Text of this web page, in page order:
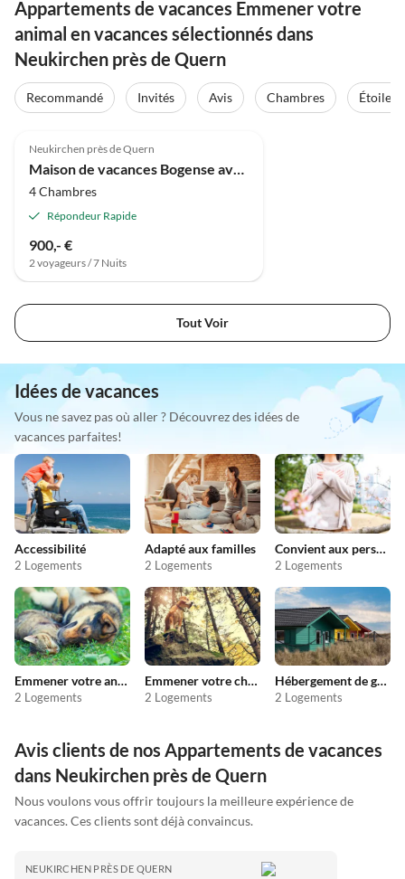
Appartements de vacances Emmener votre
animal en vacances sélectionnés dans
Neukirchen près de Quern
Recommandé Invités Avis Chambres
Étoiles
Neukirchen près de Quern
4 Chambres
Répondeur Rapide
900,- €
2 voyageurs / 7 Nuits
Tout Voir
Idées de vacances
Vous ne savez pas où aller ? Découvrez des idées de
vacances parfaites!
Accessibilité
2 Logements
Adapté aux familles
2 Logements
Convient aux personnes allergiques
2 Logements
Emmener votre animal en vacances
2 Logements
Emmener votre chien en vacances
2 Logements
Hébergement de groupe
2 Logements
Avis clients de nos Appartements de vacances
dans Neukirchen près de Quern
Nous voulons vous offrir toujours la meilleure expérience de
vacances. Ces clients sont déjà convaincus.
NEUKIRCHEN PRÈS DE QUERN